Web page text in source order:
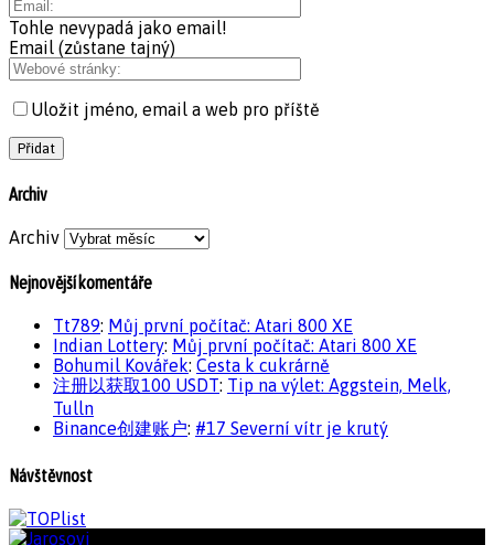
Tohle nevypadá jako email!
Email (zůstane tajný)
Uložit jméno, email a web pro příště
Archiv
Archiv
Nejnovější komentáře
Tt789: Můj první počítač: Atari 800 XE
Indian Lottery: Můj první počítač: Atari 800 XE
Bohumil Kovářek: Cesta k cukrárně
注册以获取100 USDT: Tip na výlet: Aggstein, Melk,
Tulln
Binance创建账户: #17 Severní vítr je krutý
Návštěvnost